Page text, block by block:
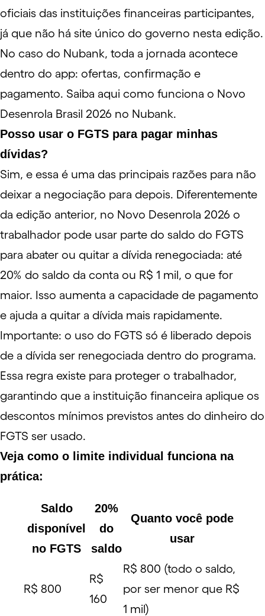
oficiais das instituições financeiras participantes,
já que não há site único do governo nesta edição.
No caso do Nubank, toda a jornada acontece
dentro do app: ofertas, confirmação e
pagamento. Saiba aqui como funciona o Novo
Desenrola Brasil 2026 no Nubank.
Posso usar o FGTS para pagar minhas
dívidas?
Sim, e essa é uma das principais razões para não
deixar a negociação para depois. Diferentemente
da edição anterior, no Novo Desenrola 2026 o
trabalhador pode usar parte do saldo do FGTS
para abater ou quitar a dívida renegociada: até
20% do saldo da conta ou R$ 1 mil, o que for
maior. Isso aumenta a capacidade de pagamento
e ajuda a quitar a dívida mais rapidamente.
Importante: o uso do FGTS só é liberado depois
de a dívida ser renegociada dentro do programa.
Essa regra existe para proteger o trabalhador,
garantindo que a instituição financeira aplique os
descontos mínimos previstos antes do dinheiro do
FGTS ser usado.
Veja como o limite individual funciona na
prática:
Saldo
disponível
no FGTS
20%
do
saldo
Quanto você pode
usar
R$ 800
R$
160
R$ 800 (todo o saldo,
por ser menor que R$
1 mil)